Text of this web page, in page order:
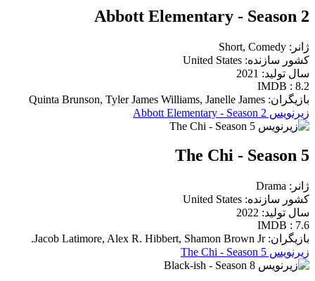
Abbott Elementary - Season 2
ژانر: Short, Comedy
کشور سازنده: United States
سال تولید: 2021
IMDB : 8.2
بازیگران: Quinta Brunson, Tyler James Williams, Janelle James
زیرنویس Abbott Elementary - Season 2
The Chi - Season 5
ژانر: Drama
کشور سازنده: United States
سال تولید: 2022
IMDB : 7.6
بازیگران: Jacob Latimore, Alex R. Hibbert, Shamon Brown Jr.
زیرنویس The Chi - Season 5